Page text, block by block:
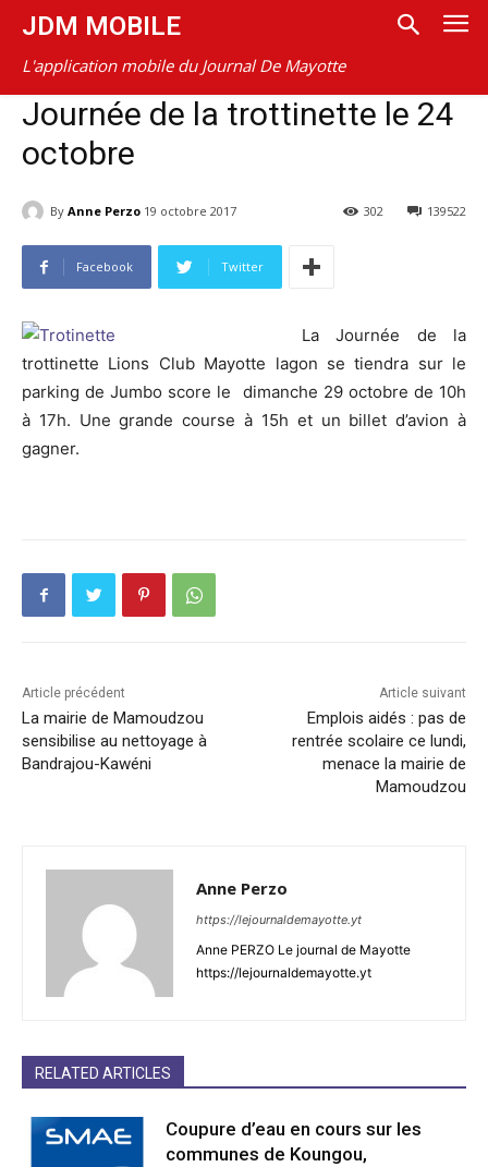
JDM MOBILE
L'application mobile du Journal De Mayotte
Journée de la trottinette le 24
octobre
By Anne Perzo 19 octobre 2017 139522
302
Facebook Twitter
La Journée de la
trottinette Lions Club Mayotte lagon se tiendra sur le
parking de Jumbo score le dimanche 29 octobre de 10h
à 17h. Une grande course à 15h et un billet d’avion à
gagner.
Article précédent
La mairie de Mamoudzou
sensibilise au nettoyage à
Bandrajou-Kawéni
Article suivant
Emplois aidés : pas de
rentrée scolaire ce lundi,
menace la mairie de
Mamoudzou
Anne Perzo
https://lejournaldemayotte.yt
Anne PERZO Le journal de Mayotte
https://lejournaldemayotte.yt
RELATED ARTICLES
Coupure d’eau en cours sur les
communes de Koungou,